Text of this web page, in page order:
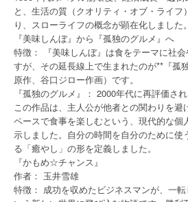
と、生活の質（クオリティ・オブ・ライフ
り、スローライフの概念が顕在化しました。
『美味しんぼ』から『孤独のグルメ』へ
特徴： 『美味しんぼ』は食をテーマに社
すが、その延長線上で生まれたのが**『孤
原作、谷口ジロー作画）です。
『孤独のグルメ』： 2000年代に再評価さ
この作品は、主人公が他者との関わりを
ペースで食事を楽しむという、現代的な個
示しました。自分の時間を自分のために使
る「癒やし」の形を定義しました。
『かもめ☆チャンス』
作者： 玉井雪雄
特徴： 成功を収めたビジネスマンが、一